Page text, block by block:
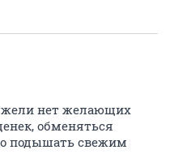
нет желающих
обменяться
подышать свежим